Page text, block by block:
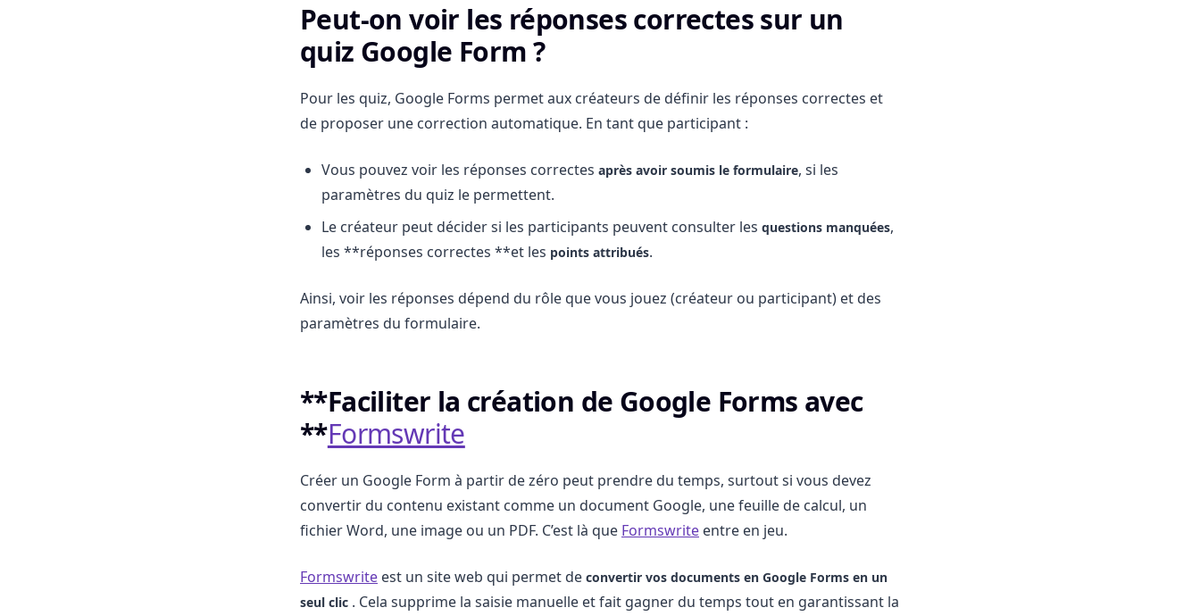
Peut-on voir les réponses correctes sur un
quiz Google Form ?
Pour les quiz, Google Forms permet aux créateurs de définir les réponses correctes et
de proposer une correction automatique. En tant que participant :
Vous pouvez voir les réponses correctes après avoir soumis le formulaire, si les
paramètres du quiz le permettent.
Le créateur peut décider si les participants peuvent consulter les questions manquées,
les **réponses correctes **et les points attribués.
Ainsi, voir les réponses dépend du rôle que vous jouez (créateur ou participant) et des
paramètres du formulaire.
**Faciliter la création de Google Forms avec
**Formswrite
Créer un Google Form à partir de zéro peut prendre du temps, surtout si vous devez
convertir du contenu existant comme un document Google, une feuille de calcul, un
fichier Word, une image ou un PDF. C’est là que Formswrite entre en jeu.
Formswrite est un site web qui permet de convertir vos documents en Google Forms en un
seul clic . Cela supprime la saisie manuelle et fait gagner du temps tout en garantissant la